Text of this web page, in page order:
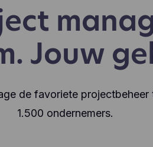
Jouw
de favoriete projectbeheer
1.500 ondernemers.